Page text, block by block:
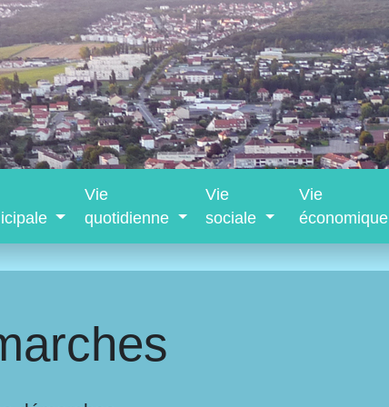
Vie
quotidienne
Vie
sociale
Vie
économique